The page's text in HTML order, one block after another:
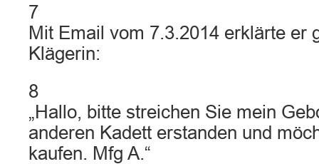
7
Mit Email vom 7.3.2014 erklärte er
Klägerin:
8
„Hallo, bitte streichen Sie mein
anderen Kadett erstanden und
kaufen. Mfg A.“